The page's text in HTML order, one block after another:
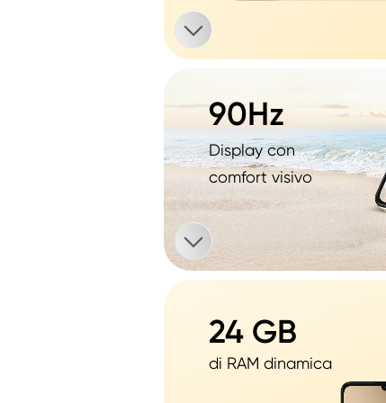
di RAM dinamica
24 GB
Display con
comfort visivo
90Hz